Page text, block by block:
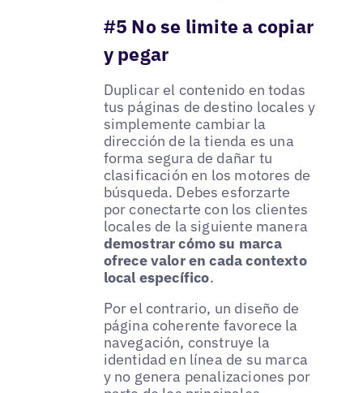
#5 No se limite a copiar
y pegar
Duplicar el contenido en todas
tus páginas de destino locales y
simplemente cambiar la
dirección de la tienda es una
forma segura de dañar tu
clasificación en los motores de
búsqueda. Debes esforzarte
por conectarte con los clientes
locales de la siguiente manera
demostrar cómo su marca
ofrece valor en cada contexto
local específico.
Por el contrario, un diseño de
página coherente favorece la
navegación, construye la
identidad en línea de su marca
y no genera penalizaciones por